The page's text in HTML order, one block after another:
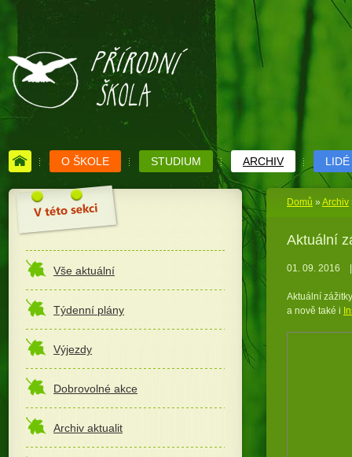
O ŠKOLE STUDIUM ARCHIV LIDÉ
Vše aktuální
Týdenní plány
Výjezdy
Dobrovolné akce
Archiv aktualit
Domů » Archiv
Aktuální
01. 09. 2016
Aktuální
a nově také i